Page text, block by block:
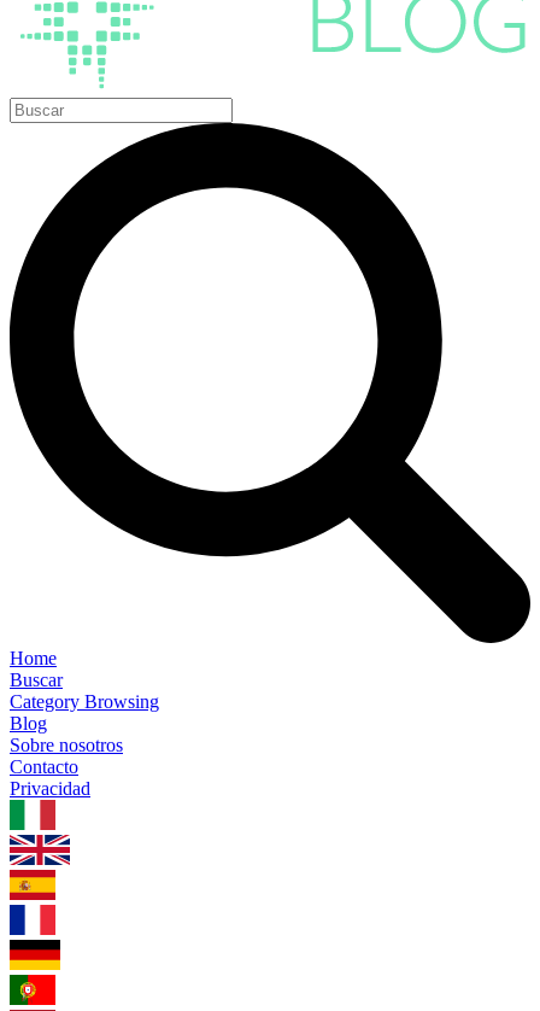
Home
Buscar
Category Browsing
Blog
Sobre nosotros
Contacto
Privacidad